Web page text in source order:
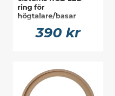
ring för
högtalare/basar
390 kr